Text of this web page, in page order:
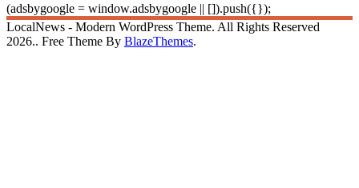
(adsbygoogle = window.adsbygoogle || []).push({});
LocalNews - Modern WordPress Theme. All Rights Reserved
2026.. Free Theme By BlazeThemes.